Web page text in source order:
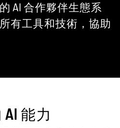
AI 合作夥伴生態系
有工具和技術，協助
能力